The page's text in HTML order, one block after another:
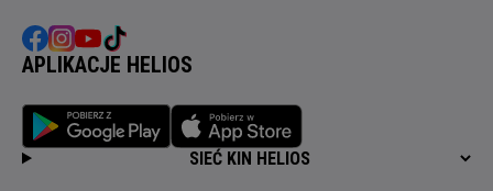
APLIKACJE HELIOS
SIEĆ KIN HELIOS